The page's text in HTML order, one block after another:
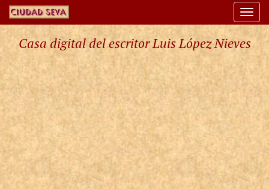
Casa digital del escritor Luis López Nieves